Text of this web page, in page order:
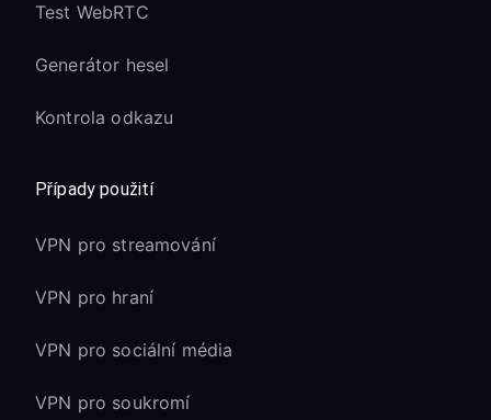
Test WebRTC
Generátor hesel
Kontrola odkazu
Případy použití
VPN pro streamování
VPN pro hraní
VPN pro sociální média
VPN pro soukromí